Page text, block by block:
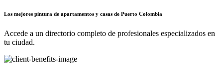
Los mejores pintura de apartamentos y casas de Puerto Colombia
Accede a un directorio completo de profesionales especializados en
tu ciudad.